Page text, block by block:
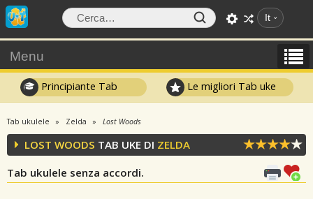
It
Menu
Principiante Tab Le migliori Tab uke
Tab ukulele Zelda Lost Woods
LOST WOODS TAB UKE DI ZELDA
Tab ukulele senza accordi.